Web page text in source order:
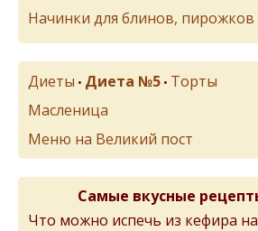
Начинки для блинов, пирожков
Диеты • Диета №5 • Торты
Масленица
Меню на Великий пост
Самые вкусные
Что можно испечь из кефира